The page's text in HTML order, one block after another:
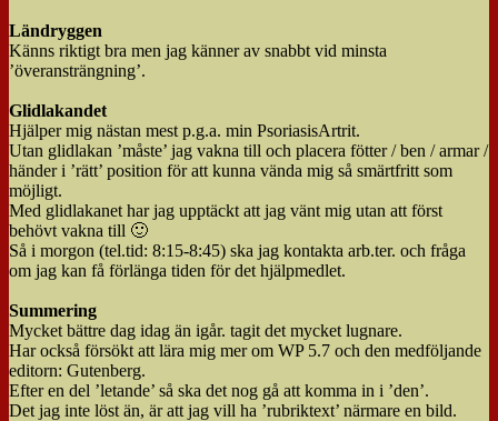
Ländryggen
Känns riktigt bra men jag känner av snabbt vid minsta
’överansträngning’.
Glidlakandet
Hjälper mig nästan mest p.g.a. min PsoriasisArtrit.
Utan glidlakan ’måste’ jag vakna till och placera fötter / ben / armar /
händer i ’rätt’ position för att kunna vända mig så smärtfritt som
möjligt.
Med glidlakanet har jag upptäckt att jag vänt mig utan att först
behövt vakna till 🙂
Så i morgon (tel.tid: 8:15-8:45) ska jag kontakta arb.ter. och fråga
om jag kan få förlänga tiden för det hjälpmedlet.
Summering
Mycket bättre dag idag än igår. tagit det mycket lugnare.
Har också försökt att lära mig mer om WP 5.7 och den medföljande
editorn: Gutenberg.
Efter en del ’letande’ så ska det nog gå att komma in i ’den’.
Det jag inte löst än, är att jag vill ha ’rubriktext’ närmare en bild.